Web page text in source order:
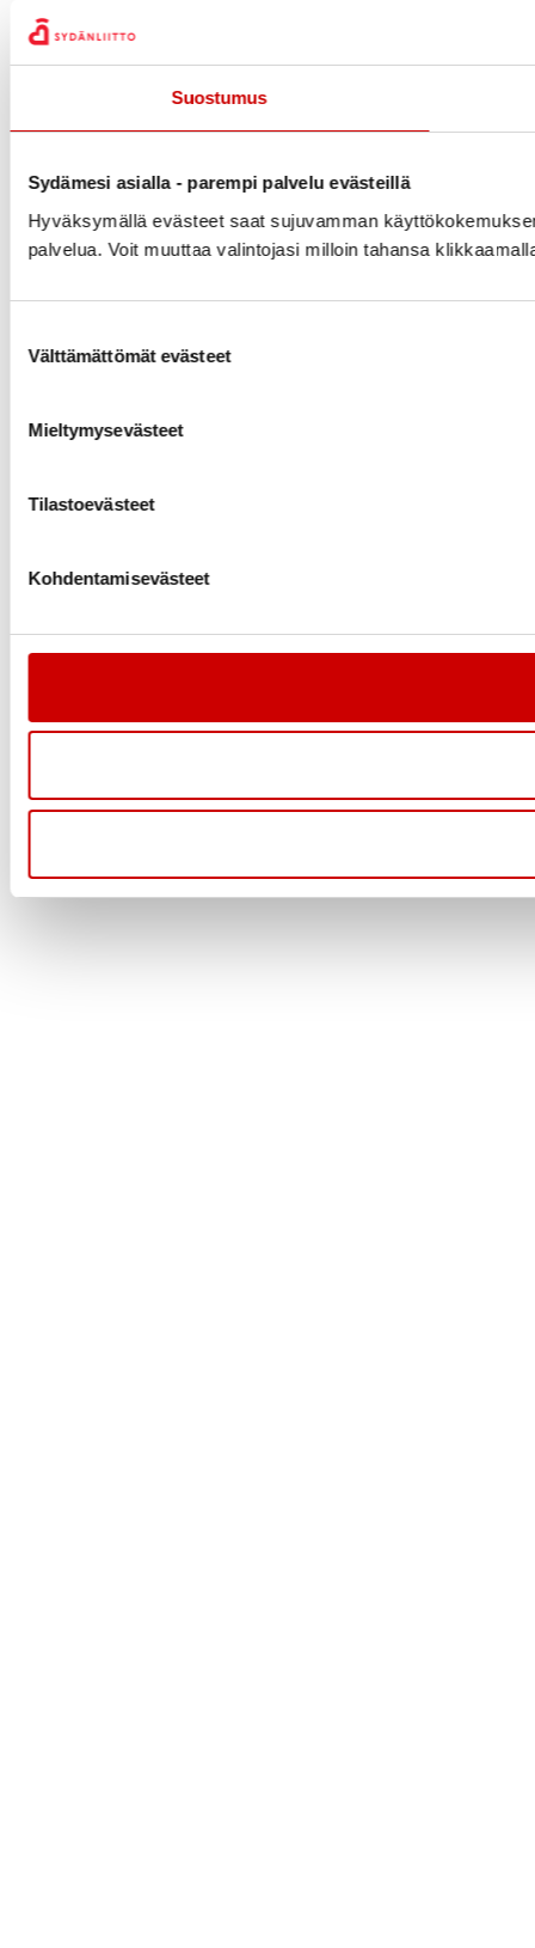
Suostumus
Sydämesi asialla - parempi palvelu evästeillä
Hyväksymällä evästeet saat sujuvamman
palvelua. Voit muuttaa valintojasi milloin tahansa
Välttämättömät evästeet
Mieltymysevästeet
Tilastoevästeet
Kohdentamisevästeet